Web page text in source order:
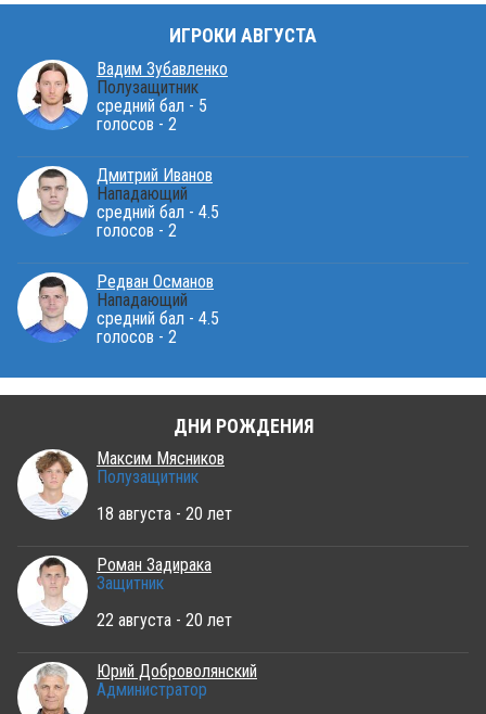
ИГРОКИ АВГУСТА
Вадим Зубавленко
Полузащитник
средний бал - 5
голосов - 2
Дмитрий Иванов
Нападающий
средний бал - 4.5
голосов - 2
Редван Османов
Нападающий
средний бал - 4.5
голосов - 2
ДНИ РОЖДЕНИЯ
Максим Мясников
Полузащитник
18 августа - 20 лет
Роман Задирака
Защитник
22 августа - 20 лет
Юрий Доброволянский
Администратор